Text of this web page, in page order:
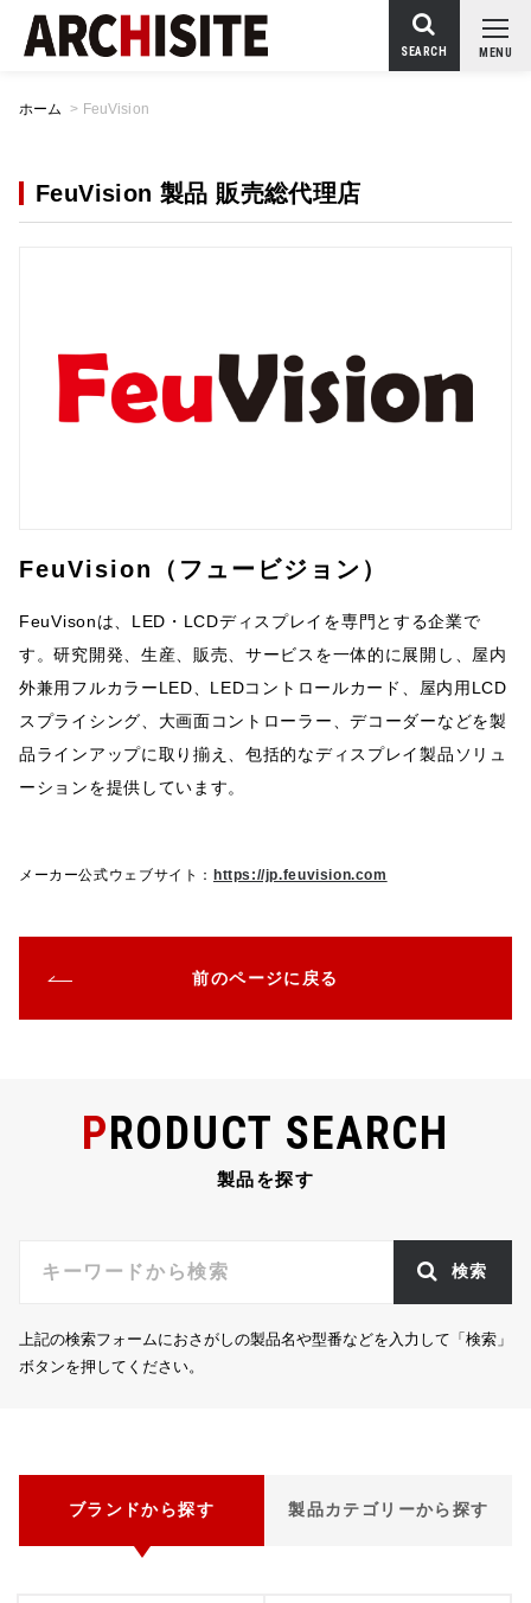
MENU
SEARCH
ホーム > FeuVision
FeuVision 製品 販売総代理店
FeuVision（フュービジョン）
FeuVisonは、LED・LCDディスプレイを専門とする企業で
す。研究開発、生産、販売、サービスを一体的に展開し、屋内
外兼用フルカラーLED、LEDコントロールカード、屋内用LCD
スプライシング、大画面コントローラー、デコーダーなどを製
品ラインアップに取り揃え、包括的なディスプレイ製品ソリュ
ーションを提供しています。
メーカー公式ウェブサイト： https://jp.feuvision.com
前のページに戻る
PRODUCT SEARCH
製品を探す
検索
上記の検索フォームにおさがしの製品名や型番などを入力して「検索」
ボタンを押してください。
ブランドから探す 製品カテゴリーから探す